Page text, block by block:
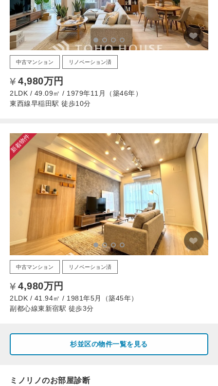
中古マンション リノベーション済
4,980万円
2LDK / 49.09㎡ / 1979年11月（築46年）
東西線早稲田駅 徒歩10分
新着物件
中古マンション リノベーション済
4,980万円
2LDK / 41.94㎡ / 1981年5月（築45年）
副都心線東新宿駅 徒歩3分
杉並区の物件一覧を見る
ミノリノのお部屋診断